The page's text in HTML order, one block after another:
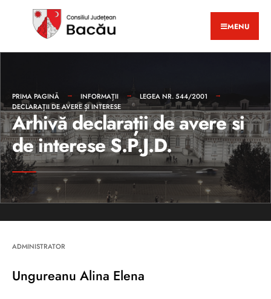
MENU
PRIMA PAGINĂ INFORMAȚII
LEGEA NR. 544/2001
DECLARAȚII DE AVERE ȘI INTERESE
Arhivă declarații de avere si
de interese S.P.J.D.
ADMINISTRATOR
Ungureanu Alina Elena